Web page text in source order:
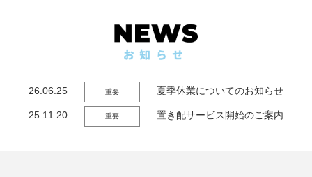
26.06.25 重要 夏季休業についてのお知らせ
25.11.20 重要 置き配サービス開始のご案内